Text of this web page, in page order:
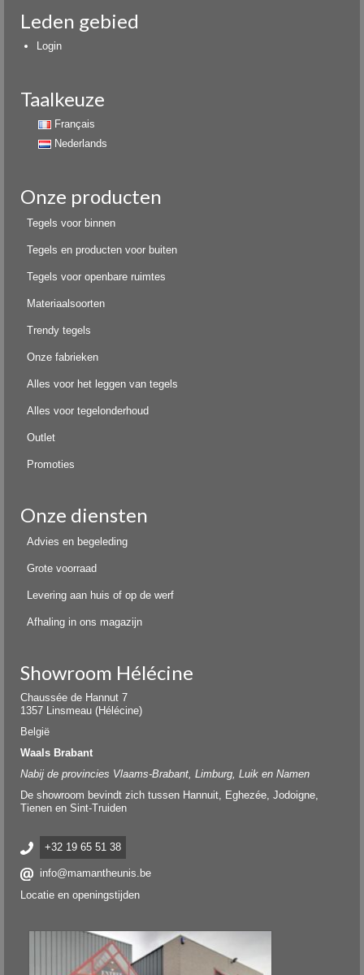
Leden gebied
Login
Taalkeuze
Français
Nederlands
Onze producten
Tegels voor binnen
Tegels en producten voor buiten
Tegels voor openbare ruimtes
Materiaalsoorten
Trendy tegels
Onze fabrieken
Alles voor het leggen van tegels
Alles voor tegelonderhoud
Outlet
Promoties
Onze diensten
Advies en begeleding
Grote voorraad
Levering aan huis of op de werf
Afhaling in ons magazijn
Showroom Hélécine
Chaussée de Hannut 7
1357 Linsmeau (Hélécine)
België
Waals Brabant
Nabij de provincies Vlaams-Brabant, Limburg, Luik en Namen
De showroom bevindt zich tussen Hannuit, Eghezée, Jodoigne,
Tienen en Sint-Truiden
+32 19 65 51 38
info@mamantheunis.be
Locatie en openingstijden